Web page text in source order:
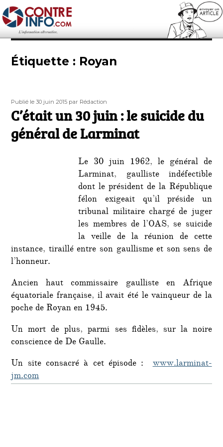
Contre-Info
Étiquette : Royan
Publié
le
Publié le 30 juin 2015 Auteur
par Rédaction
C’était un 30 juin : le suicide du
général de Larminat
Le 30 juin 1962, le général de
Larminat, gaulliste indéfectible
dont le président de la République
félon exigeait qu’il préside un
tribunal militaire chargé de juger
les membres de l’OAS, se suicide
la veille de la réunion de cette
instance, tiraillé entre son gaullisme et son sens de
l’honneur.
Ancien haut commissaire gaulliste en Afrique
équatoriale française, il avait été le vainqueur de la
poche de Royan en 1945.
Un mort de plus, parmi ses fidèles, sur la noire
conscience de De Gaulle.
Un site consacré à cet épisode :www.larminat-
jm.com